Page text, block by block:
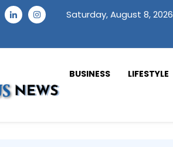
Saturday, August 8, 2026
BUSINESS LIFESTYLE